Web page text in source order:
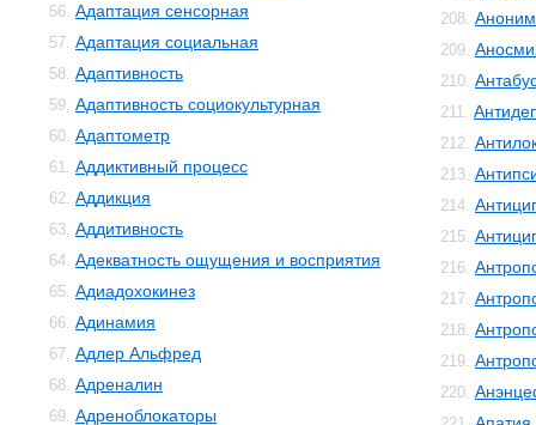
56. Адаптация сенсорная
57. Адаптация социальная
58. Адаптивность
59. Адаптивность социокультурная
60. Адаптометр
61. Аддиктивный процесс
62. Аддикция
63. Аддитивность
64. Адекватность ощущения и восприятия
65. Адиадохокинез
66. Адинамия
67. Адлер Альфред
68. Адреналин
69. Адреноблокаторы
208.
209.
210.
211.
212.
213.
214.
215.
216.
217.
218.
219.
220.